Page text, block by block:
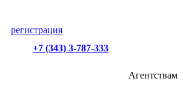
регистрация
+7 (343) 3-787-333
Агентствам